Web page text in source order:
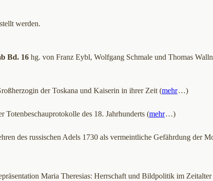
werden.
Bd. 16 hg. von Franz Eybl, Wolfgang Schmale und Thomas
der Toskana und Kaiserin in ihrer Zeit (mehr…)
des 18. Jahrhunderts (mehr…)
des russischen Adels 1730 als vermeintliche Gefährdung der
Maria Theresias: Herrschaft und Bildpolitik im